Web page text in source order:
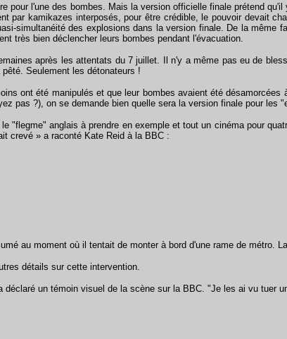
l'une des bombes. Mais la version officielle finale prétend
par kamikazes interposés, pour être crédible, le pouvoir devait
simultanéité des explosions dans la version finale. De la
très bien déclencher leurs bombes pendant l'évacuation.
après les attentats du 7 juillet. Il n'y a même pas eu de
Seulement les détonateurs !
ont été manipulés et que leur bombes avaient été
pas ?), on se demande bien quelle sera la version finale pour
anglais à prendre en exemple et tout un cinéma pour
crevé » a raconté Kate Reid à la BBC :
au moment où il tentait de monter à bord d'une rame de métro.
détails sur cette intervention.
un témoin visuel de la scène sur la BBC. "Je les ai vu tuer